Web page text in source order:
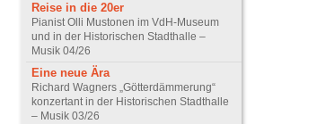
Reise in die 20er
Pianist Olli Mustonen im VdH-Museum
und in der Historischen Stadthalle –
Musik 04/26
Eine neue Ära
Richard Wagners „Götterdämmerung“
konzertant in der Historischen Stadthalle
– Musik 03/26